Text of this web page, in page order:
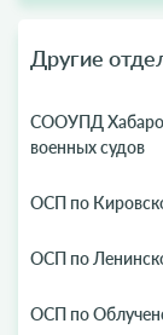
Другие
СООУПД
военных судов
ОСП по
ОСП по
ОСП по